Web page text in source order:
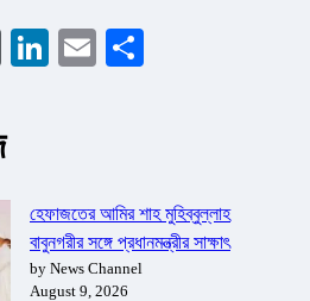
WordPress
LinkedIn
Email
হেফাজতের আমির শাহ মুহিব্বুল্লাহ
বাবুনগরীর সঙ্গে প্রধানমন্ত্রীর সাক্ষাৎ
by News Channel
August 9, 2026